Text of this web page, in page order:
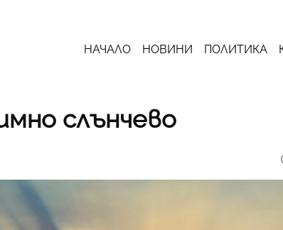
НАЧАЛО НОВИНИ ПОЛИТИКА
слънчево